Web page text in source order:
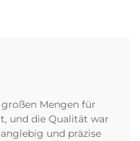
großen Mengen für
und die Qualität war
und präzise